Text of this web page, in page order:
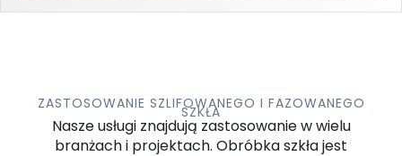
ZASTOSOWANIE SZLIFOWANEGO I FAZOWANEGO
SZKŁA
Nasze usługi znajdują zastosowanie w wielu
branżach i projektach. Obróbka szkła jest